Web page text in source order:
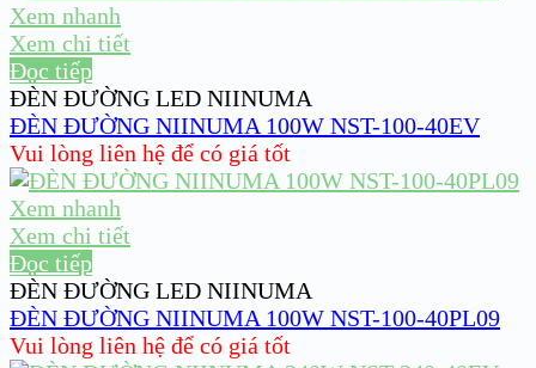
Xem nhanh
Xem chi tiết
Đọc tiếp
ĐÈN ĐƯỜNG LED NIINUMA
ĐÈN ĐƯỜNG NIINUMA 100W NST-100-40EV
Vui lòng liên hệ để có giá tốt
Xem nhanh
Xem chi tiết
Đọc tiếp
ĐÈN ĐƯỜNG LED NIINUMA
ĐÈN ĐƯỜNG NIINUMA 100W NST-100-40PL09
Vui lòng liên hệ để có giá tốt